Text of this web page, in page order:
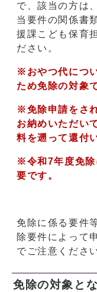
で、該当の方は
当要件の関係書
援課こども保育
ださい。
※おやつ代につ
ため免除の対象
※免除申請をさ
お納めいただい
料を遡って還付
※令和7年度免除
要です。
免除に係る要件
除要件によって
でご注意くださ
免除の対象と